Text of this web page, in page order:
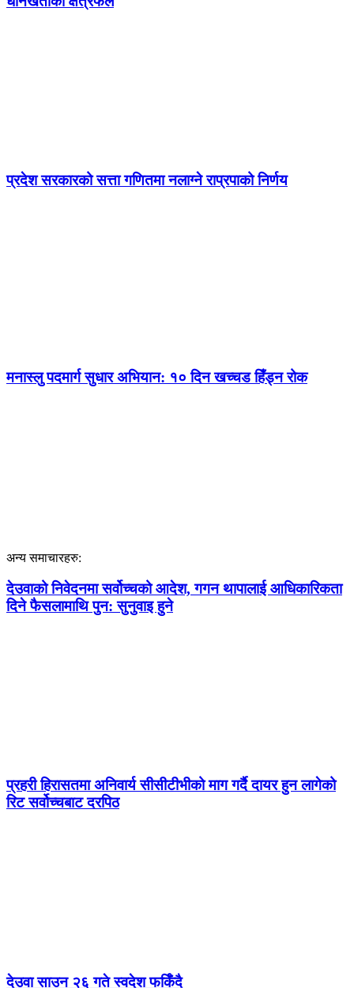
प्रदेश सरकारको सत्ता गणितमा नलाग्ने राप्रपाको निर्णय
मनास्लु पदमार्ग सुधार अभियान: १० दिन खच्चड हिँड्न रोक
अन्य समाचारहरु:
देउवाको निवेदनमा सर्वोच्चको आदेश, गगन थापालाई आधिकारिकता
दिने फैसलामाथि पुन: सुनुवाइ हुने
प्रहरी हिरासतमा अनिवार्य सीसीटीभीको माग गर्दै दायर हुन लागेको
रिट सर्वोच्चबाट दरपिठ
देउवा साउन २६ गते स्वदेश फर्किँदै